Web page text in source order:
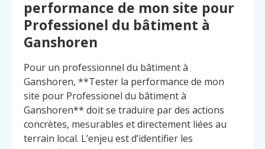
Appelez
performance de mon site pour
Professionel du bâtiment à
Ganshoren
Pour un professionnel du bâtiment à
Ganshoren, **Tester la performance de mon
site pour Professionel du bâtiment à
Ganshoren** doit se traduire par des actions
concrètes, mesurables et directement liées au
terrain local. L’enjeu est d’identifier les